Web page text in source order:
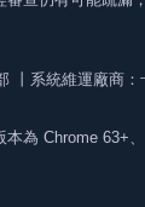
丨系統維運廠商
本為 Chrome 63+